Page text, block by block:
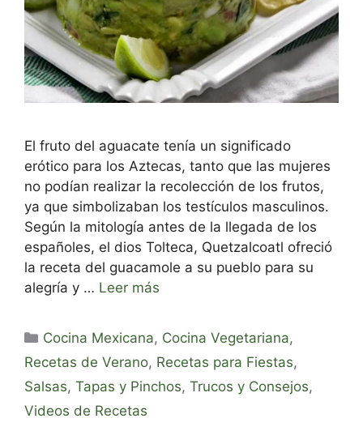
El fruto del aguacate tenía un significado
erótico para los Aztecas, tanto que las mujeres
no podían realizar la recolección de los frutos,
ya que simbolizaban los testículos masculinos.
Según la mitología antes de la llegada de los
españoles, el dios Tolteca, Quetzalcoatl ofreció
la receta del guacamole a su pueblo para su
alegría y … Leer más
Categorías
Cocina Mexicana, Cocina Vegetariana,
Recetas de Verano, Recetas para Fiestas,
Salsas, Tapas y Pinchos, Trucos y Consejos,
Videos de Recetas